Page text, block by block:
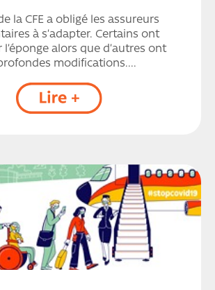
la CFE a obligé les assureurs
à s’adapter. Certains ont
l’éponge alors que d’autres ont
modifications....